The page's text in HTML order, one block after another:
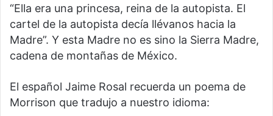
“Ella era una princesa, reina de la autopista. El
cartel de la autopista decía llévanos hacia la
Madre”. Y esta Madre no es sino la Sierra Madre,
cadena de montañas de México.
El español Jaime Rosal recuerda un poema de
Morrison que tradujo a nuestro idioma: